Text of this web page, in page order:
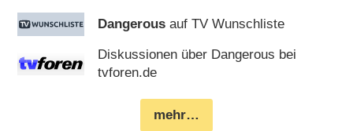
Dangerous auf TV Wunschliste
Diskussionen über Dangerous bei
tvforen.de
mehr…